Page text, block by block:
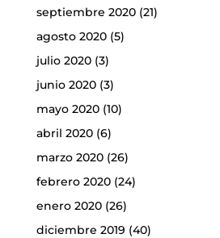
septiembre 2020(21)
agosto 2020(5)
julio 2020(3)
junio 2020(3)
mayo 2020(10)
abril 2020(6)
marzo 2020(26)
febrero 2020(24)
enero 2020(26)
diciembre 2019 (40)